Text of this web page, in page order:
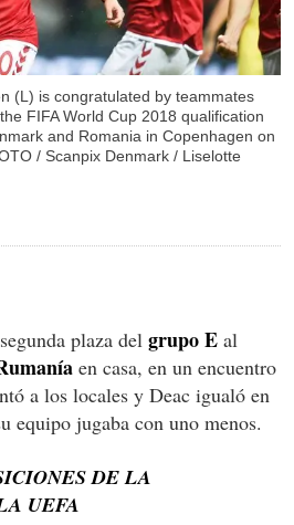
(L) is congratulated by teammates
FIFA World Cup 2018 qualification
and Romania in Copenhagen on
/ Scanpix Denmark / Liselotte
plaza del grupo E al
en casa, en un encuentro
a los locales y Deac igualó en
equipo jugaba con uno menos.
DE LA
UEFA